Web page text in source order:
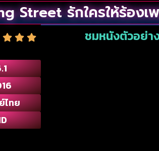
Street รักใครให้ร้อง
ไทย
ชมหนังตัวอย่า